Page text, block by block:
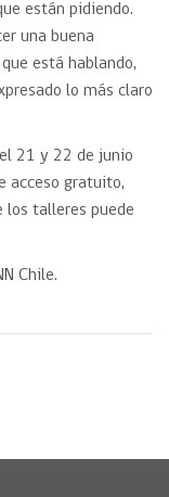
están pidiendo.
una buena
está hablando,
lo más claro
21 y 22 de junio
acceso gratuito,
los talleres puede
Chile.